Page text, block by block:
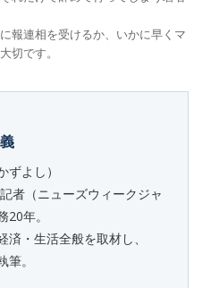
報連相を受けるか、いかに早くマ
切です。
よし）
者（ニューズウィークジャ
年。
・生活全般を取材し、
。